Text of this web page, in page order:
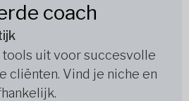
coach
tools uit voor succesvolle
cliënten. Vind je niche en